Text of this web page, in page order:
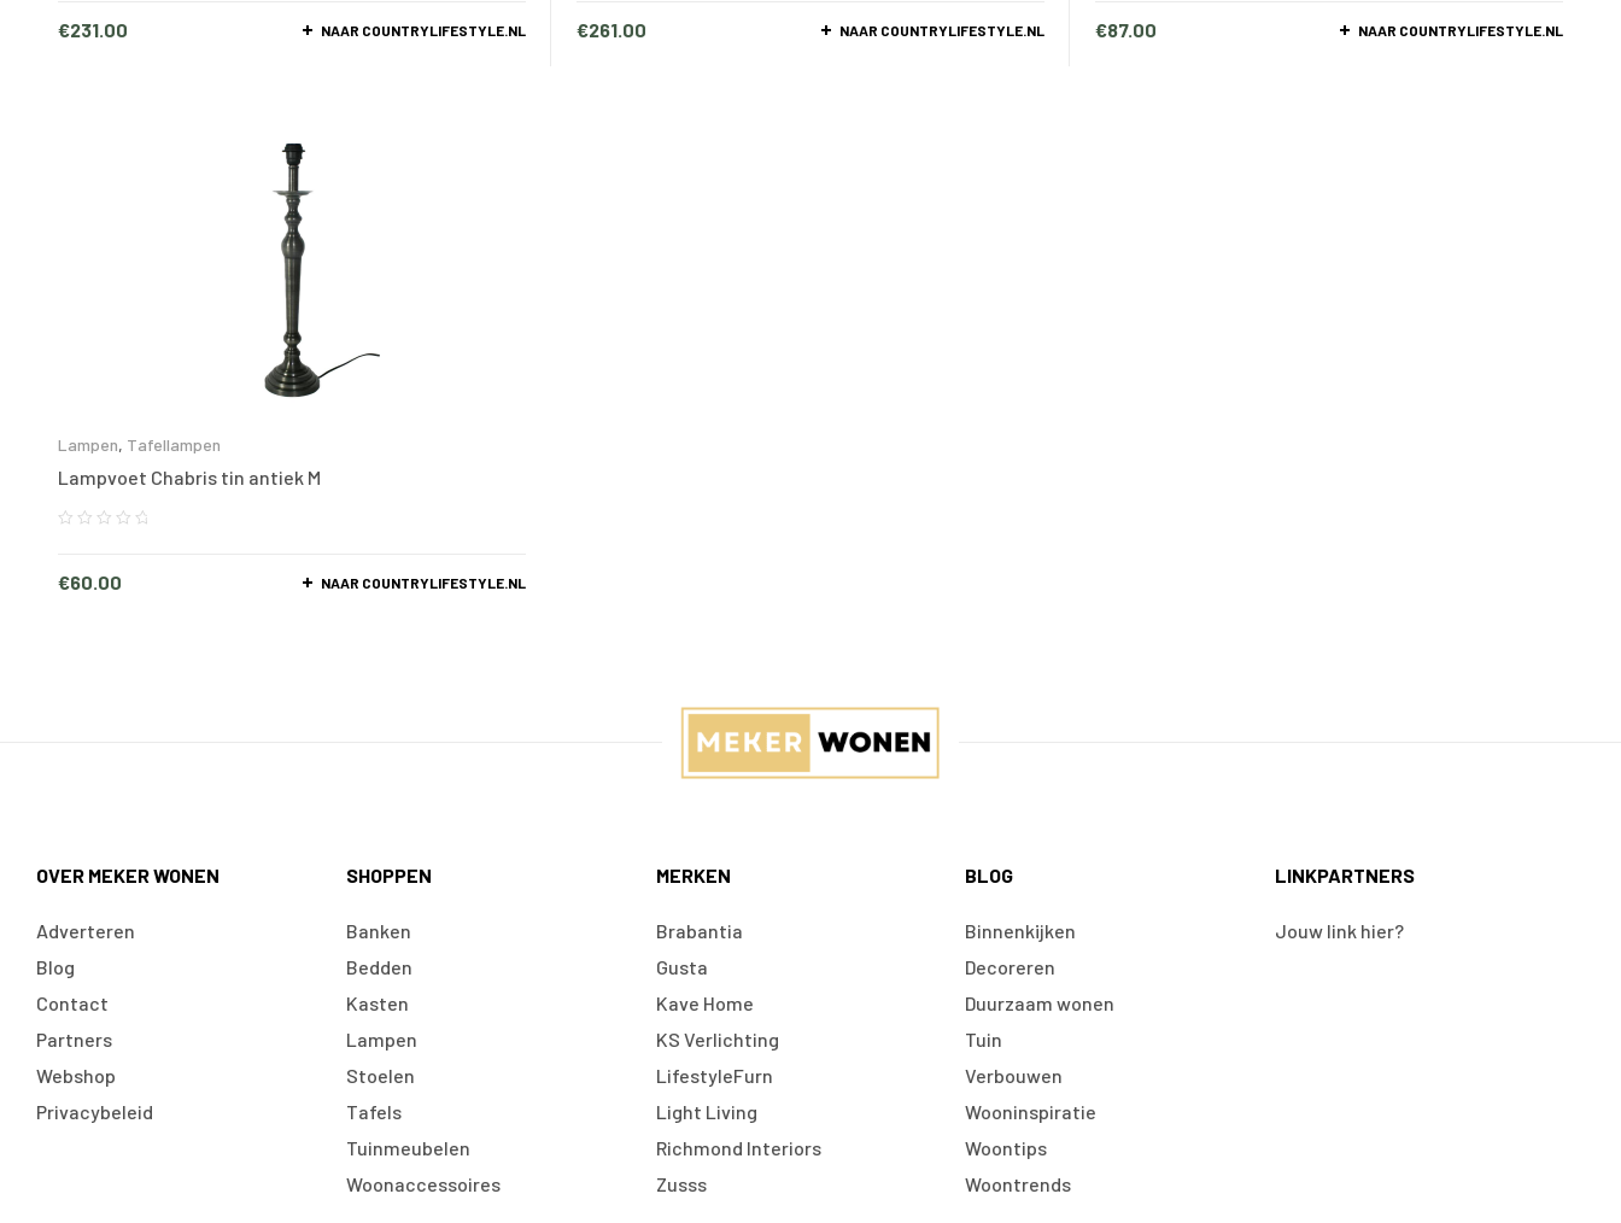
€231.00 NAAR COUNTRYLIFESTYLE.NL €261.00 NAAR COUNTRYLIFESTYLE.NL €87.00 NAAR COUNTRYLIFESTYLE.NL
Lampen, Tafellampen
Lampvoet Chabris tin antiek M
€60.00 NAAR COUNTRYLIFESTYLE.NL
OVER MEKER WONEN
Adverteren
Blog
Contact
Partners
Webshop
Privacybeleid
SHOPPEN
Banken
Bedden
Kasten
Lampen
Stoelen
Tafels
Tuinmeubelen
Woonaccessoires
MERKEN
Brabantia
Gusta
Kave Home
KS Verlichting
LifestyleFurn
Light Living
Richmond Interiors
Zusss
BLOG
Binnenkijken
Decoreren
Duurzaam wonen
Tuin
Verbouwen
Wooninspiratie
Woontips
Woontrends
LINKPARTNERS
Jouw link hier?